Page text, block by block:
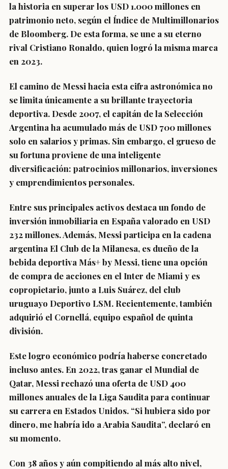
la historia en superar los USD 1.000 millones en
patrimonio neto, según el Índice de Multimillonarios
de Bloomberg. De esta forma, se une a su eterno
rival Cristiano Ronaldo, quien logró la misma marca
en 2023.
El camino de Messi hacia esta cifra astronómica no
se limita únicamente a su brillante trayectoria
deportiva. Desde 2007, el capitán de la Selección
Argentina ha acumulado más de USD 700 millones
solo en salarios y primas. Sin embargo, el grueso de
su fortuna proviene de una inteligente
diversificación: patrocinios millonarios, inversiones
y emprendimientos personales.
Entre sus principales activos destaca un fondo de
inversión inmobiliaria en España valorado en USD
232 millones. Además, Messi participa en la cadena
argentina El Club de la Milanesa, es dueño de la
bebida deportiva Más+ by Messi, tiene una opción
de compra de acciones en el Inter de Miami y es
copropietario, junto a Luis Suárez, del club
uruguayo Deportivo LSM. Recientemente, también
adquirió el Cornellá, equipo español de quinta
división.
Este logro económico podría haberse concretado
incluso antes. En 2022, tras ganar el Mundial de
Qatar, Messi rechazó una oferta de USD 400
millones anuales de la Liga Saudita para continuar
su carrera en Estados Unidos. “Si hubiera sido por
dinero, me habría ido a Arabia Saudita”, declaró en
su momento.
Con 38 años y aún compitiendo al más alto nivel,